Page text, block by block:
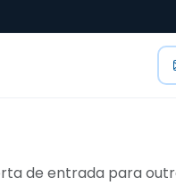
de entrada para